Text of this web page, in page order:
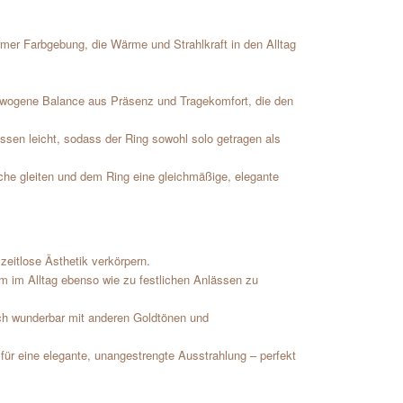
Farbgebung, die Wärme und Strahlkraft in den Alltag
Balance aus Präsenz und Tragekomfort, die den
leicht, sodass der Ring sowohl solo getragen als
gleiten und dem Ring eine gleichmäßige, elegante
Ästhetik verkörpern.
im Alltag ebenso wie zu festlichen Anlässen zu
wunderbar mit anderen Goldtönen und
eine elegante, unangestrengte Ausstrahlung – perfekt